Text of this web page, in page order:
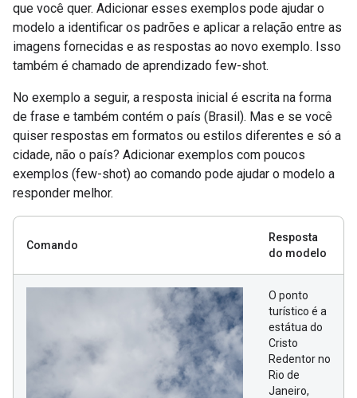
que você quer. Adicionar esses exemplos pode ajudar o
modelo a identificar os padrões e aplicar a relação entre as
imagens fornecidas e as respostas ao novo exemplo. Isso
também é chamado de aprendizado few-shot.
No exemplo a seguir, a resposta inicial é escrita na forma
de frase e também contém o país (Brasil). Mas e se você
quiser respostas em formatos ou estilos diferentes e só a
cidade, não o país? Adicionar exemplos com poucos
exemplos (few-shot) ao comando pode ajudar o modelo a
responder melhor.
Comando
Resposta
do modelo
O ponto
turístico é a
estátua do
Cristo
Redentor no
Rio de
Janeiro,